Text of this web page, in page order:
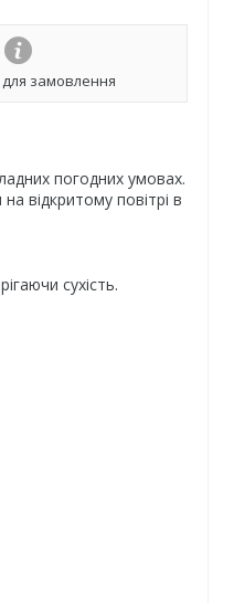
для замовлення
погодних умовах.
відкритому повітрі в
сухість.